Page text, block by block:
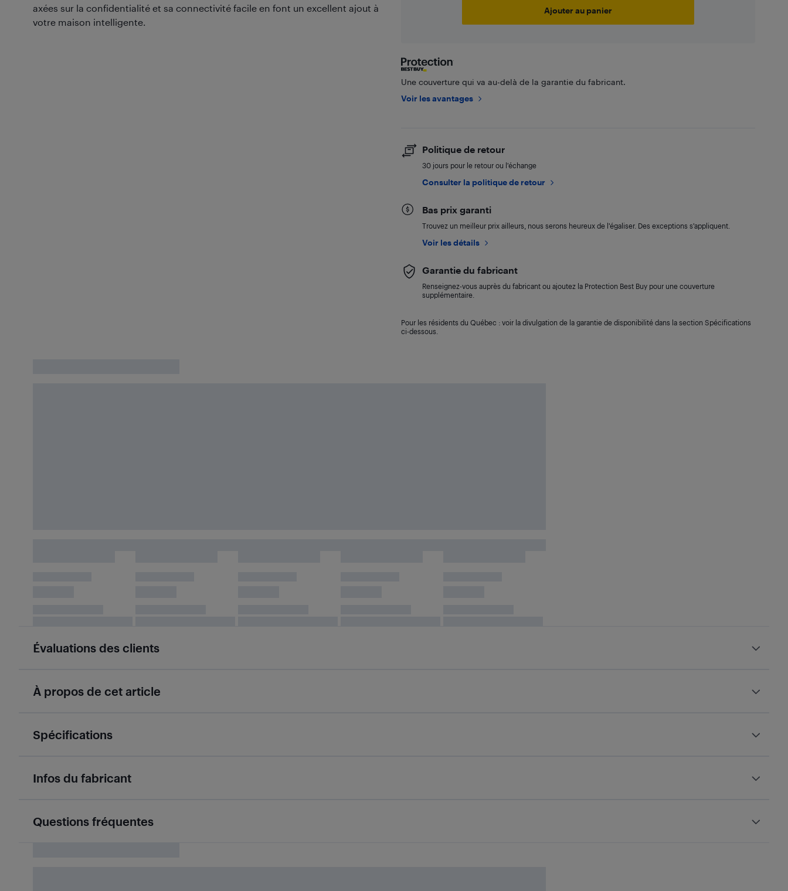
axées sur la confidentialité et sa connectivité facile en font un excellent ajout à
votre maison intelligente.
Ajouter au panier
Une couverture qui va au-delà de la garantie du fabricant.
Voir les avantages
Politique de retour
30 jours pour le retour ou l’échange
Consulter la politique de retour
Bas prix garanti
Trouvez un meilleur prix ailleurs, nous serons heureux de l’égaliser. Des exceptions s’appliquent.
Voir les détails
Garantie du fabricant
Renseignez-vous auprès du fabricant ou ajoutez la Protection Best Buy pour une couverture
supplémentaire.
Pour les résidents du Québec : voir la divulgation de la garantie de disponibilité dans la section Spécifications
ci-dessous.
Évaluations des clients
À propos de cet article
Spécifications
Infos du fabricant
Questions fréquentes